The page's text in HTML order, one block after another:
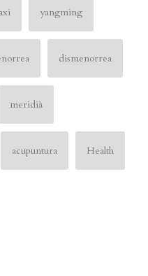
yangming
dismenorrea
meridià
acupuntura Health